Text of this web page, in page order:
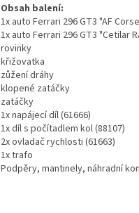
Obsah balení:
1x auto Ferrari 296 GT3 "AF
1x auto Ferrari 296 GT3 "Cetilar
rovinky
křižovatka
zůžení dráhy
klopené zatáčky
zatáčky
1x napájecí díl (61666)
1x díl s počítadlem kol (88107)
2x ovladač rychlosti (61663)
1x trafo
Podpěry, mantinely, náhradní